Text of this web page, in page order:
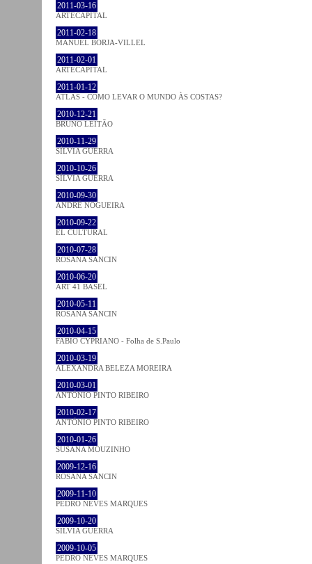
2011-03-16
ARTECAPITAL
2011-02-18
MANUEL BORJA-VILLEL
2011-02-01
ARTECAPITAL
2011-01-12
ATLAS - COMO LEVAR O MUNDO ÀS COSTAS?
2010-12-21
BRUNO LEITÃO
2010-11-29
SÍLVIA GUERRA
2010-10-26
SÍLVIA GUERRA
2010-09-30
ANDRÉ NOGUEIRA
2010-09-22
EL CULTURAL
2010-07-28
ROSANA SANCIN
2010-06-20
ART 41 BASEL
2010-05-11
ROSANA SANCIN
2010-04-15
FABIO CYPRIANO - Folha de S.Paulo
2010-03-19
ALEXANDRA BELEZA MOREIRA
2010-03-01
ANTÓNIO PINTO RIBEIRO
2010-02-17
ANTÓNIO PINTO RIBEIRO
2010-01-26
SUSANA MOUZINHO
2009-12-16
ROSANA SANCIN
2009-11-10
PEDRO NEVES MARQUES
2009-10-20
SÍLVIA GUERRA
2009-10-05
PEDRO NEVES MARQUES